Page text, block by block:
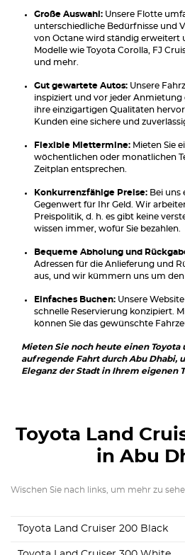
Große Auswahl: Unsere Flotte
unterschiedliche Bedürfnisse und
von Octane wird ständig erweitert
Modelle wie Toyota Corolla, FJ
und mehr.
Gut gewartete Autos: Unsere
inspiziert und vor jeder
ihre einzigartigen Qualitäten
Kunden eine sichere und
Flexible Miettermine: Mieten Sie
wöchentlichen oder monatlichen
Zeitplan entsprechen.
Konkurrenzfähige Preise: Bei uns
Gegenwert für Ihr Geld. Wir
Preispolitik, d. h. es gibt keine
wissen immer, wofür Sie bezahlen.
Bequeme Abholung und
Adressen für die Anlieferung und
aus, und wir kümmern uns um den
Einfaches Buchen: Unsere
schnelle Reservierung konzipiert.
können Sie das gewünschte
Mieten Sie noch heute einen Toyota
aufregende Fahrt durch Abu Dhabi,
Eleganz der Stadt in Ihrem eigenen
Toyota Land
in Abu
Wischen Sie nach links, um mehr zu
Toyota Land Cruiser 200 Black